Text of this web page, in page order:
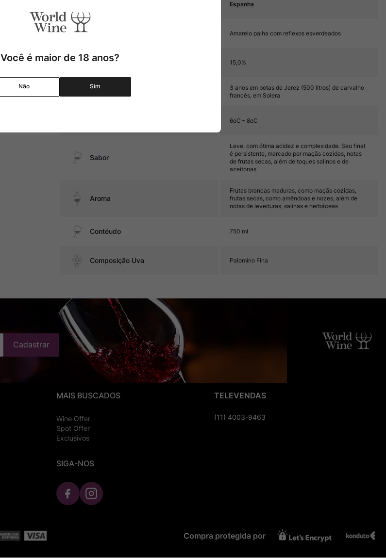
Espanha
Amarelo palha com reflexos esverdeados
Graduação Alcóolica 15,0%
3 anos em botas de Jerez (500 litros) de carvalho
francês, em Solera
6oC – 8oC
Sabor
Leve, com ótima acidez e complexidade. Seu final
é persistente, marcado por maçãs cozidas, notas
de frutas secas, além de toques salinos e de
azeitonas
Aroma
Frutas brancas maduras, como maçãs cozidas,
frutas secas, como amêndoas e nozes, além de
notas de leveduras, salinas e herbáceas
Contéudo 750 ml
Composição Uva Palomino Fina
Cadastrar
MAIS BUSCADOS
Wine Offer
Spot Offer
Exclusivos
SIGA-NOS
TELEVENDAS
(11) 4003-9463
Compra protegida por
Você é maior de 18 anos?
Não Sim